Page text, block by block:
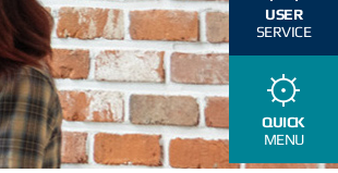
USER
SERVICE
QUICK
MENU